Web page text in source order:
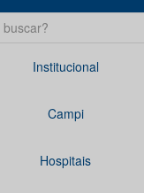
Institucional
Campi
Hospitais